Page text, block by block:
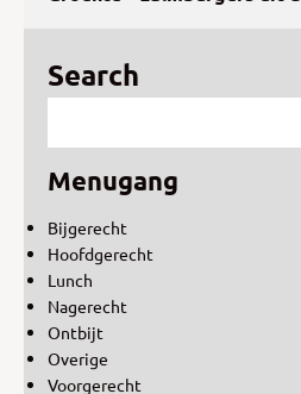
Search
Menugang
Bijgerecht
Hoofdgerecht
Lunch
Nagerecht
Ontbijt
Overige
Voorgerecht